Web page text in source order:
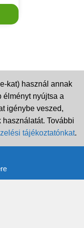
kat) használ annak
élményt nyújtsa a
igénybe veszed,
További
tájékoztatónkat.